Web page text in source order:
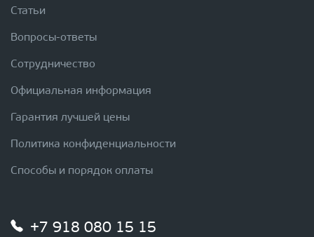
Статьи
Вопросы-ответы
Сотрудничество
Официальная информация
Гарантия лучшей цены
Политика конфиденциальности
Способы и порядок оплаты
+7 918 080 15 15